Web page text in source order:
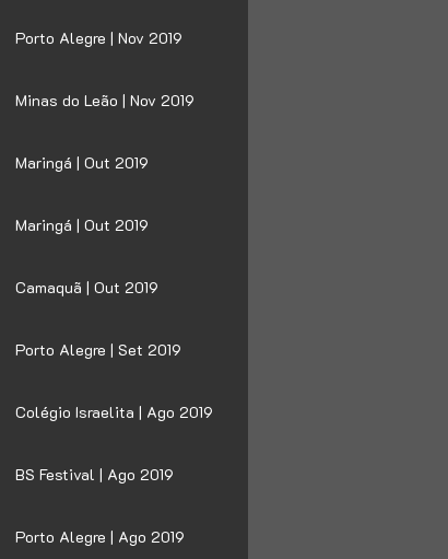
Porto Alegre | Nov 2019
Minas do Leão | Nov 2019
Maringá | Out 2019
Maringá | Out 2019
Camaquã | Out 2019
Porto Alegre | Set 2019
Colégio Israelita | Ago 2019
BS Festival | Ago 2019
Porto Alegre | Ago 2019